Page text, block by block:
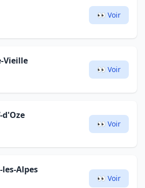
👀 Voir
Vieille
👀 Voir
👀 Voir
Alpes
👀 Voir